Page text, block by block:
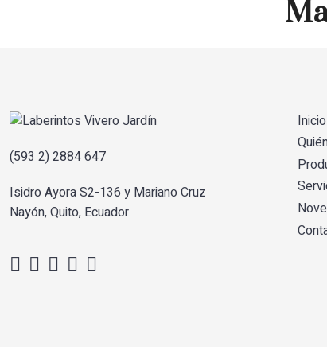
(593 2) 2884 647
Isidro Ayora S2-136 y Mariano Cruz
Nayón, Quito, Ecuador
Inicio